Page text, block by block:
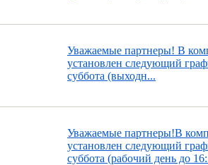
Уважаемые партнеры! В
установлен следующий
суббота (выходн...
Уважаемые партнеры!В
установлен следующий
суббота (рабочий день до